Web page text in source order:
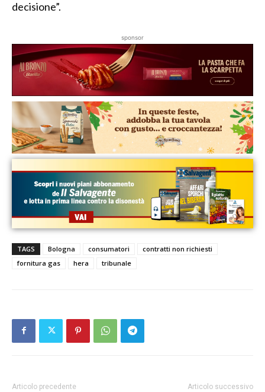
decisione”.
sponsor
TAGS Bologna consumatori
contratti non richiesti
fornitura gas
hera tribunale
Articolo precedente Articolo successivo